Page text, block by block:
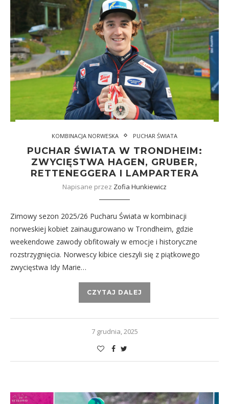
KOMBINACJA NORWESKA PUCHAR ŚWIATA
PUCHAR ŚWIATA W TRONDHEIM:
ZWYCIĘSTWA HAGEN, GRUBER,
RETTENEGGERA I LAMPARTERA
Napisane przez Zofia Hunkiewicz
Zimowy sezon 2025/26 Pucharu Świata w kombinacji
norweskiej kobiet zainaugurowano w Trondheim, gdzie
weekendowe zawody obfitowały w emocje i historyczne
rozstrzygnięcia. Norwescy kibice cieszyli się z piątkowego
zwycięstwa Idy Marie…
CZYTAJ DALEJ
7 grudnia, 2025